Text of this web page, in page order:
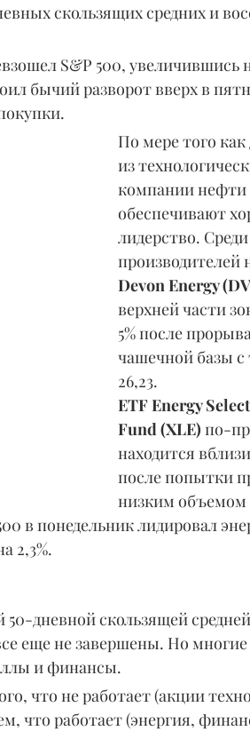
скользящих средних и
S&P 500, увеличившись
бычий разворот вверх в
По мере того как
из
компании нефти
обеспечивают
лидерство. Среди
производителей
Devon Energy
верхней части
5% после
чашечной базы с
26,23.
ETF Energy
Fund (XLE) по-
находится
после попытки
низким объемом
в понедельник лидировал
2,3%.
50-дневной скользящей
еще не завершены. Но многие
и финансы.
что не работает (акции
что работает (энергия,